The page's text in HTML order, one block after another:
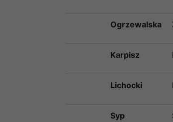
Ogrzewalska
Karpisz
Lichocki
Syp